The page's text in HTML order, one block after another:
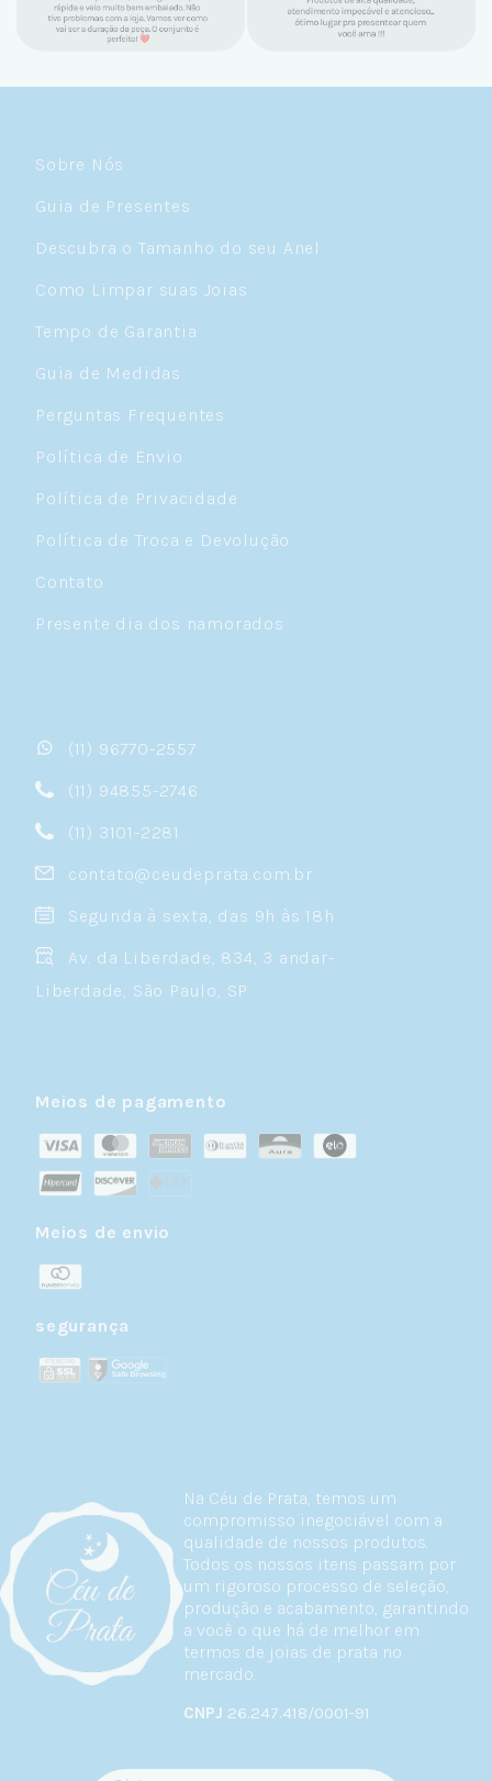
Na Céu de Prata, temos um
compromisso inegociável com a
qualidade de nossos produtos.
Todos os nossos itens passam por
um rigoroso processo de seleção,
produção e acabamento, garantindo
a você o que há de melhor em
termos de joias de prata no
mercado.
CNPJ 26.247.418/0001-91
Sobre Nós
Guia de Presentes
Descubra o Tamanho do seu Anel
Como Limpar suas Joias
Tempo de Garantia
Guia de Medidas
Perguntas Frequentes
Política de Envio
Política de Privacidade
Política de Troca e Devolução
Contato
Presente dia dos namorados
(11) 96770-2557
(11) 94855-2746
(11) 3101-2281
contato@ceudeprata.com.br
Segunda à sexta, das 9h às 18h
Av. da Liberdade, 834, 3 andar-
Liberdade, São Paulo, SP
Meios de pagamento
Meios de envio
segurança